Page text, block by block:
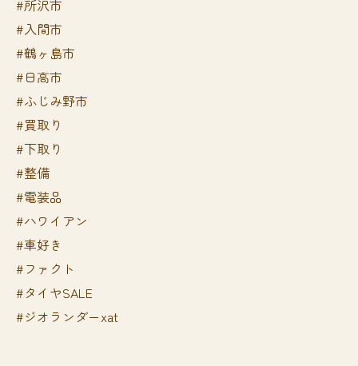
#所沢市
#入間市
#鶴ヶ島市
#日高市
#ふじみ野市
#買取り
#下取り
#整備
#電装品
#ハワイアン
#車好き
#ファクト
#タイヤSALE
#ジオランダーxat